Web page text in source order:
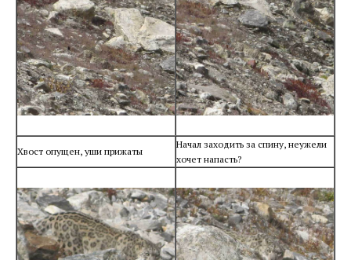
Хвост опущен, уши прижаты
Начал заходить за спину, неужели
хочет напасть?